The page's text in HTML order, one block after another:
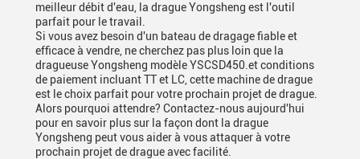
meilleur débit d'eau, la drague Yongsheng est l'outil
parfait pour le travail.
Si vous avez besoin d'un bateau de dragage fiable et
efficace à vendre, ne cherchez pas plus loin que la
dragueuse Yongsheng modèle YSCSD450.et conditions
de paiement incluant TT et LC, cette machine de drague
est le choix parfait pour votre prochain projet de drague.
Alors pourquoi attendre? Contactez-nous aujourd'hui
pour en savoir plus sur la façon dont la drague
Yongsheng peut vous aider à vous attaquer à votre
prochain projet de drague avec facilité.